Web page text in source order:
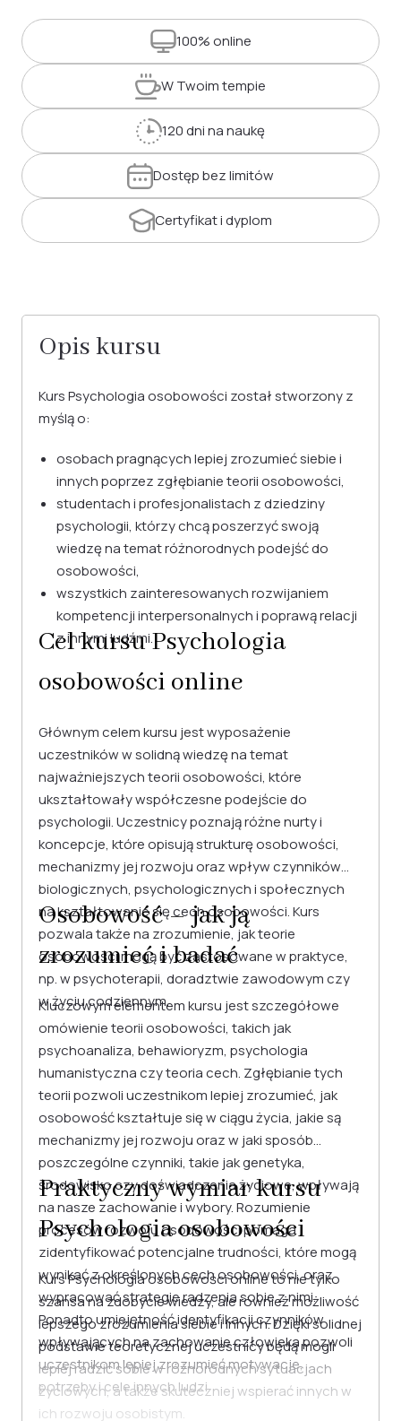
100%online
W Twoimtempie
120 dnina naukę
Dostępbez limitów
Certyfikati dyplom
Opis kursu
Kurs Psychologia osobowości został stworzony z
myślą o:
osobach pragnących lepiej zrozumieć siebie i
innych poprzez zgłębianie teorii osobowości,
studentach i profesjonalistach z dziedziny
psychologii, którzy chcą poszerzyć swoją
wiedzę na temat różnorodnych podejść do
osobowości,
wszystkich zainteresowanych rozwijaniem
kompetencji interpersonalnych i poprawą relacji
z innymi ludźmi.
Cel kursu Psychologia
osobowości online
Głównym celem kursu jest wyposażenie
uczestników w solidną wiedzę na temat
najważniejszych teorii osobowości, które
ukształtowały współczesne podejście do
psychologii. Uczestnicy poznają różne nurty i
koncepcje, które opisują strukturę osobowości,
mechanizmy jej rozwoju oraz wpływ czynników
biologicznych, psychologicznych i społecznych
na kształtowanie się cech osobowości. Kurs
pozwala także na zrozumienie, jak teorie
osobowości mogą być zastosowane w praktyce,
np. w psychoterapii, doradztwie zawodowym czy
w życiu codziennym.
Osobowość – jak ją
zrozumieć i badać
Kluczowym elementem kursu jest szczegółowe
omówienie teorii osobowości, takich jak
psychoanaliza, behawioryzm, psychologia
humanistyczna czy teoria cech. Zgłębianie tych
teorii pozwoli uczestnikom lepiej zrozumieć, jak
osobowość kształtuje się w ciągu życia, jakie są
mechanizmy jej rozwoju oraz w jaki sposób
poszczególne czynniki, takie jak genetyka,
środowisko czy doświadczenia życiowe, wpływają
na nasze zachowanie i wybory. Rozumienie
procesów rozwoju osobowości pomaga
zidentyfikować potencjalne trudności, które mogą
wynikać z określonych cech osobowości, oraz
wypracować strategie radzenia sobie z nimi.
Ponadto umiejętność identyfikacji czynników
wpływających na zachowanie człowieka pozwoli
uczestnikom lepiej zrozumieć motywacje,
potrzeby i cele innych ludzi.
Praktyczny wymiar kursu
Psychologia osobowości
Kurs Psychologia osobowości online to nie tylko
szansa na zdobycie wiedzy, ale również możliwość
lepszego zrozumienia siebie i innych. Dzięki solidnej
podstawie teoretycznej uczestnicy będą mogli
lepiej radzić sobie w różnorodnych sytuacjach
życiowych, a także skuteczniej wspierać innych w
ich rozwoju osobistym.